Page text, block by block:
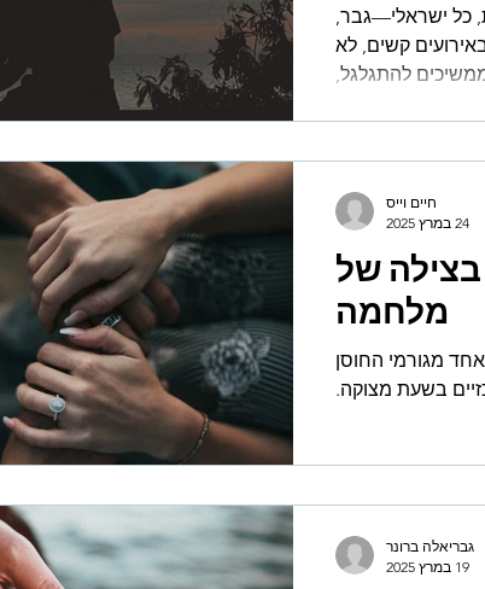
כל ישראלי—גבר,
קשים, לא
להתגלגל,
בצילה של
מלחמה
אחד מגורמי החוסן
בשעת מצוקה.
חיים וייס
24 במרץ 2025
גבריאלה ברונר
19 במרץ 2025